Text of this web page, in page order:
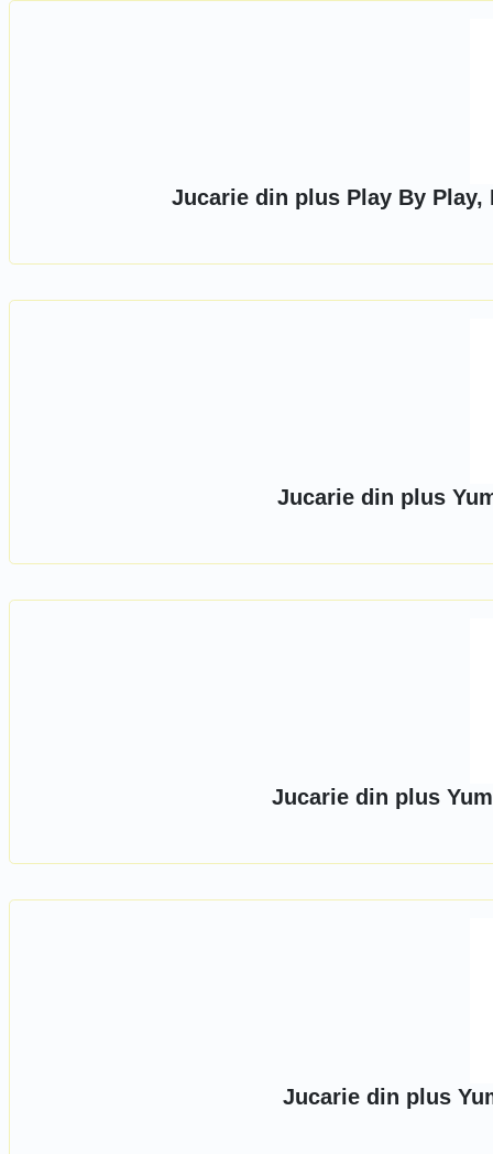
Jucarie din plus Play By Play,
Jucarie din plus
Jucarie din plus
Jucarie din plus